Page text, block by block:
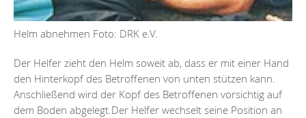
Helm abnehmen Foto: DRK e.V.
Der Helfer zieht den Helm soweit ab, dass er mit einer Hand
den Hinterkopf des Betroffenen von unten stützen kann.
Anschließend wird der Kopf des Betroffenen vorsichtig auf
dem Boden abgelegt.Der Helfer wechselt seine Position an